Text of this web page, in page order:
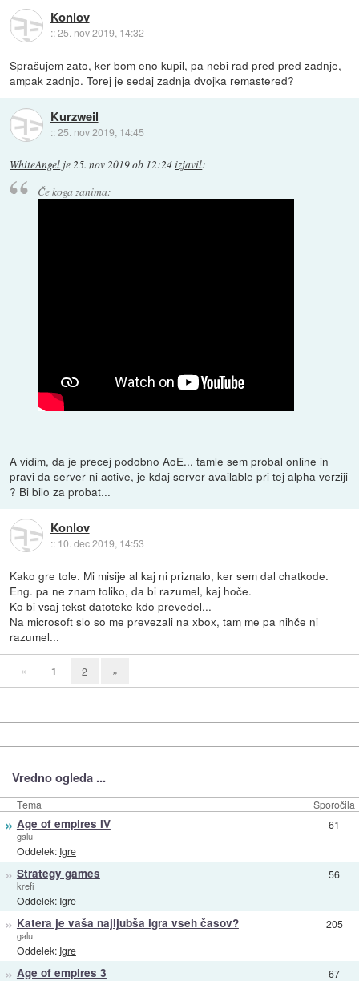
Konlov
::25. nov 2019, 14:32
Sprašujem zato, ker bom eno kupil, pa nebi rad pred pred zadnje,
ampak zadnjo. Torej je sedaj zadnja dvojka remastered?
Kurzweil
::25. nov 2019, 14:45
WhiteAngel je25. nov 2019 ob 12:24izjavil:
Če koga zanima:
A vidim, da je precej podobno AoE... tamle sem probal online in
pravi da server ni active, je kdaj server available pri tej alpha verziji
? Bi bilo za probat...
Konlov
:: 10. dec 2019, 14:53
Kako gre tole. Mi misije al kaj ni priznalo, ker sem dal chatkode.
Eng. pa ne znam toliko, da bi razumel, kaj hoče.
Ko bi vsaj tekst datoteke kdo prevedel...
Na microsoft slo so me prevezali na xbox, tam me pa nihče ni
razumel...
« 1 2 »
Vredno ogleda ...
Tema Sporočila
» Age of empires IV
galu
Oddelek: Igre
61
» Strategy games
krefi
Oddelek: Igre
56
» Katera je vaša najljubša igra vseh časov?
galu
Oddelek: Igre
205
» Age of empires 3 67